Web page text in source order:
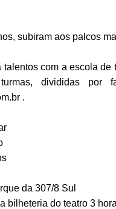
subiram aos palcos
talentos com a escola
divididas
.
da 307/8 Sul
bilheteria do teatro 3